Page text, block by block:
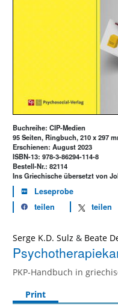
Buchreihe: CIP-Medien
95 Seiten, Ringbuch, 210 x 297
Erschienen: August 2023
ISBN-13: 978-3-86294-114-8
Bestell-Nr.: 82114
Ins Griechische übersetzt von
Leseprobe
teilen
teilen
Serge K.D. Sulz & Beate
PKP-Handbuch in
Print